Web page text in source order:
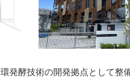
発酵技術の開発拠点として整